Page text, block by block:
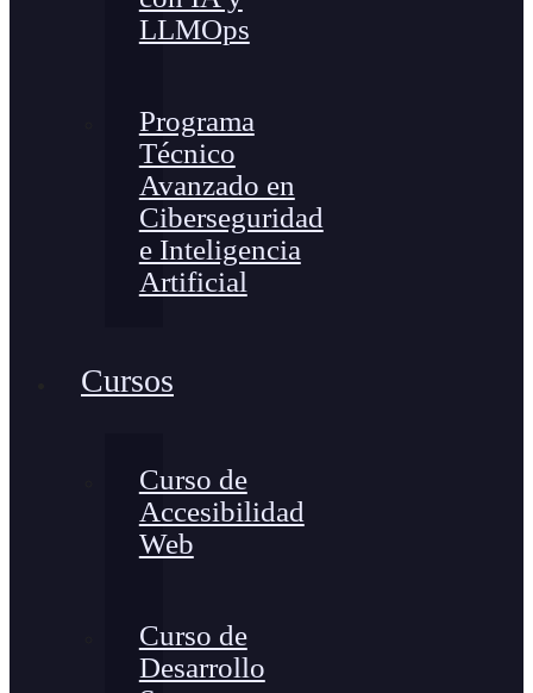
LLMOps
Programa
Técnico
Avanzado en
Ciberseguridad
e Inteligencia
Artificial
Cursos
Curso de
Accesibilidad
Web
Curso de
Desarrollo